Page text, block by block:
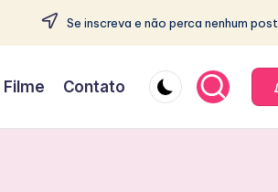
Se inscreva e não perca nenhum post.
Filme Contato